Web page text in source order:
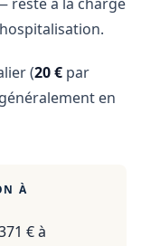
(20 € par
en
À
€à